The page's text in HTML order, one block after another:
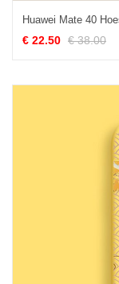
€ 22.50 € 38.00